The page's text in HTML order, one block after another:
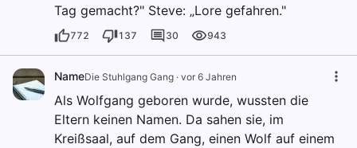
Tag gemacht?" Steve: „Lore gefahren."
772 137 30 943
NameDie Stuhlgang Gang · vor 6 Jahren
Als Wolfgang geboren wurde, wussten die
Eltern keinen Namen. Da sahen sie, im
Kreißsaal, auf dem Gang, einen Wolf auf einem